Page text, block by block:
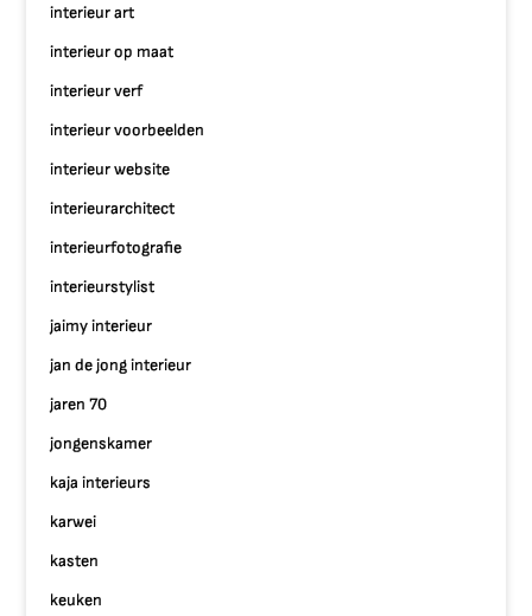
interieur art
interieur op maat
interieur verf
interieur voorbeelden
interieur website
interieurarchitect
interieurfotografie
interieurstylist
jaimy interieur
jan de jong interieur
jaren 70
jongenskamer
kaja interieurs
karwei
kasten
keuken